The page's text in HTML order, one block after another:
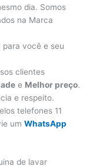
dia. Somos
na Marca
para você e seu
clientes
e Melhor preço.
e respeito.
telefones 11
umWhatsApp